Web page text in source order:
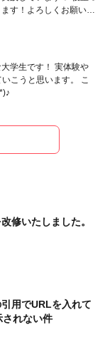
す！よろしくお願いし
学生です！ 実体験や
こうと思います。 こ
修いたしました。
用でURLを入れて
されない件